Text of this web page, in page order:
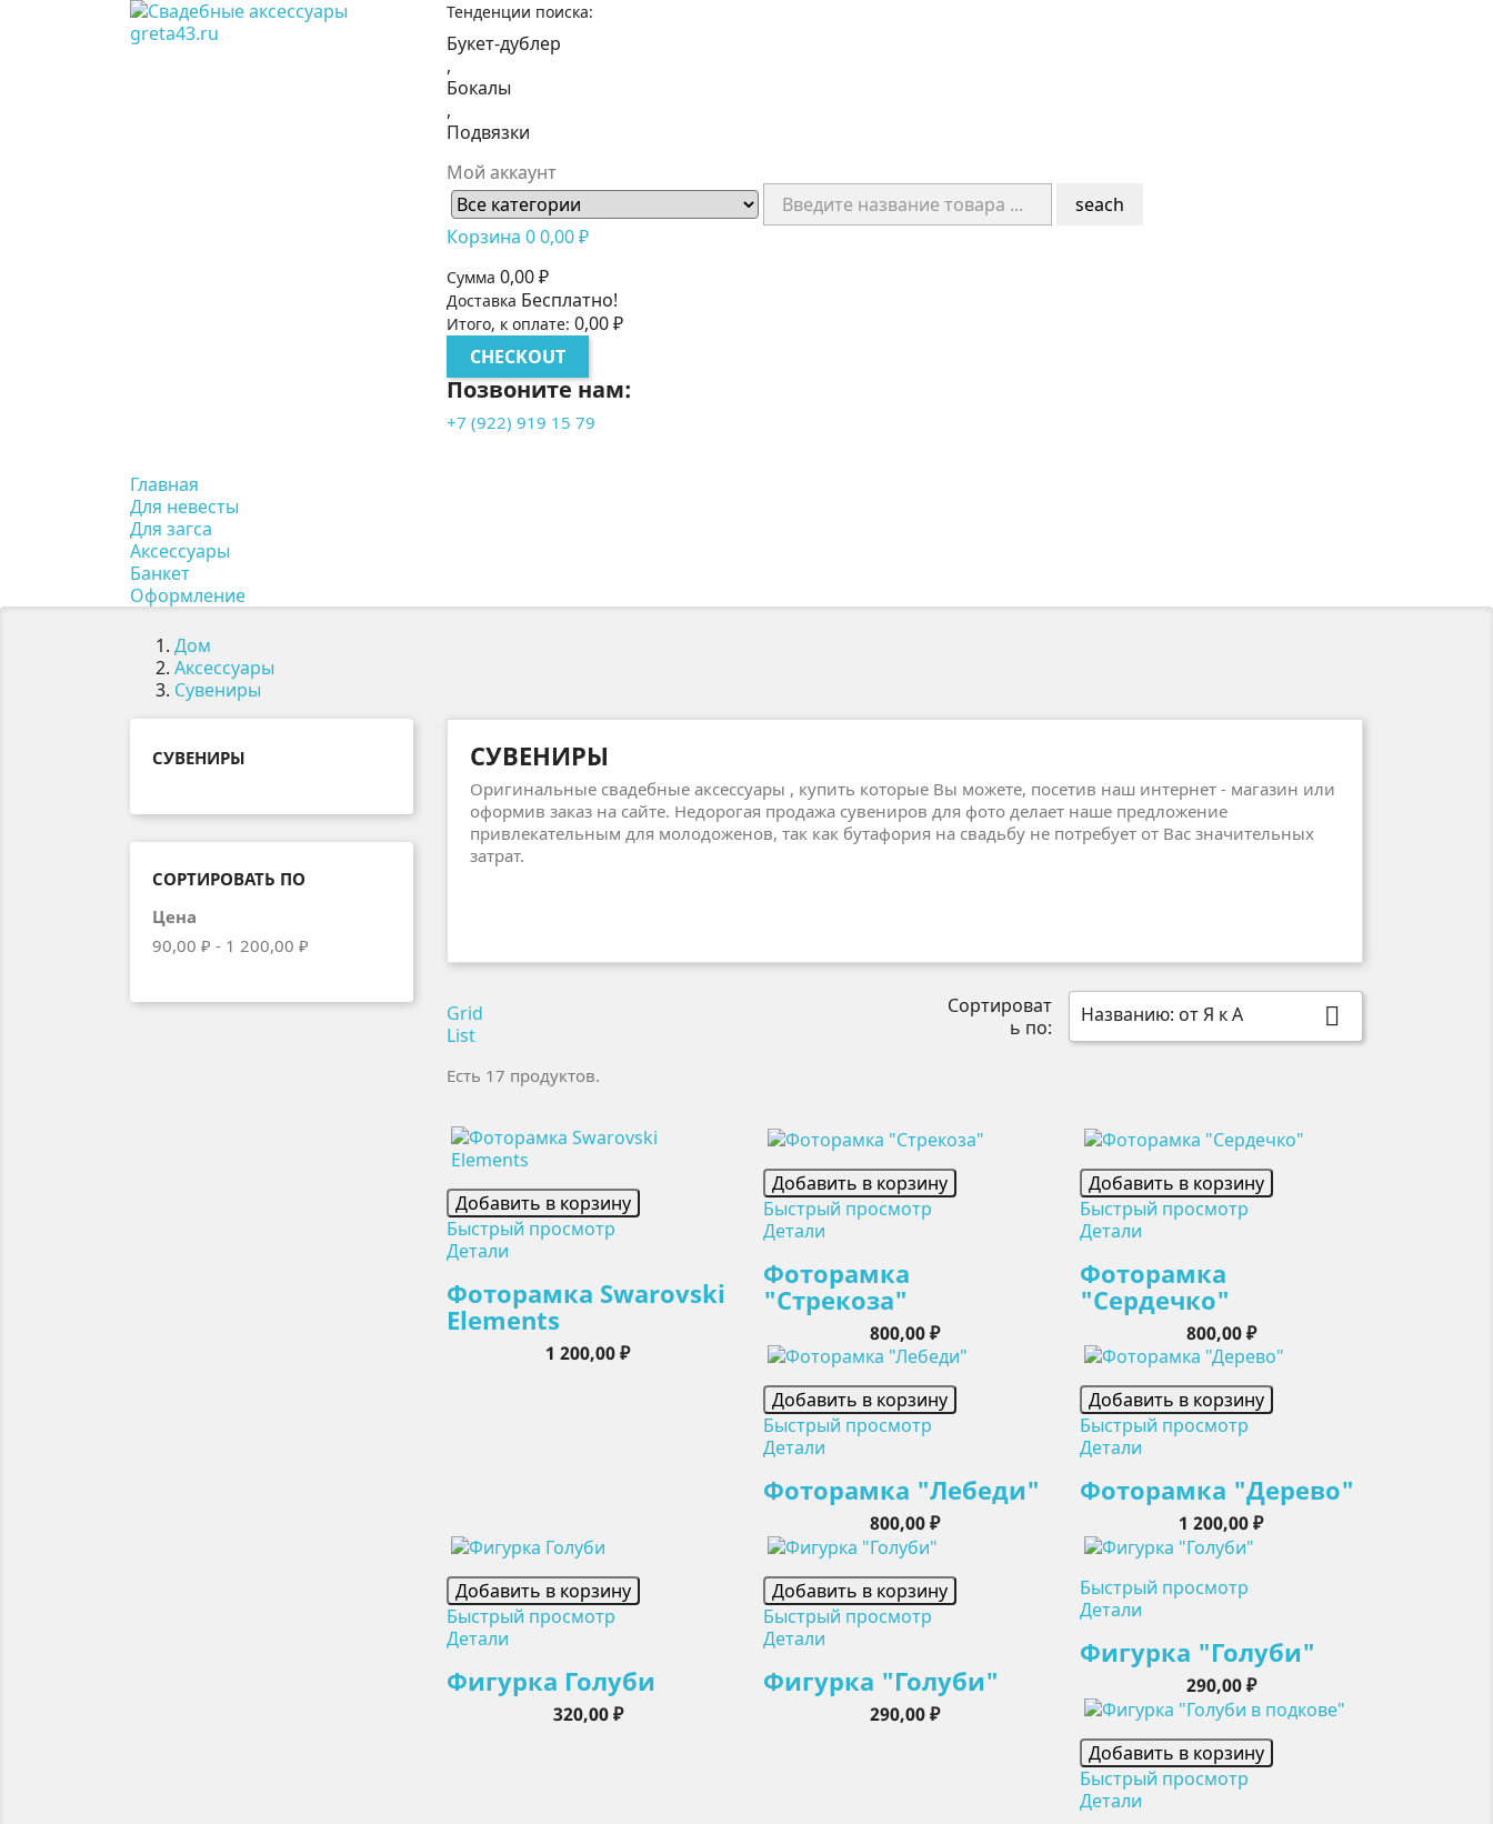
Тенденции поиска:
Букет-дублер
,
Бокалы
,
Подвязки
Мой аккаунт
seach
Корзина 00,00 ₽
Сумма 0,00 ₽
Доставка Бесплатно!
Итого, к оплате: 0,00 ₽
CHECKOUT
Позвоните нам:
+7 (922) 919 15 79
Главная
Для невесты
Для загса
Аксессуары
Банкет
Оформление
Дом
Аксессуары
Сувениры
СУВЕНИРЫ
СОРТИРОВАТЬ ПО
Цена
90,00 ₽ - 1 200,00 ₽
СУВЕНИРЫ
Оригинальные свадебные аксессуары , купить которые Вы можете, посетив наш интернет - магазин или
оформив заказ на сайте. Недорогая продажа сувениров для фото делает наше предложение
привлекательным для молодоженов, так как бутафория на свадьбу не потребует от Вас значительных
затрат.
Grid
List
Есть 17 продуктов.
Сортироват
ь по:
Названию: от Я к А 
Добавить в корзину
Быстрый просмотр
Детали
Фоторамка Swarovski
Elements
Цена
1 200,00 ₽
Добавить в корзину
Быстрый просмотр
Детали
Фоторамка
"Стрекоза"
Цена
800,00 ₽
Добавить в корзину
Быстрый просмотр
Детали
Фоторамка
"Сердечко"
Цена
800,00 ₽
Добавить в корзину
Быстрый просмотр
Детали
Фоторамка "Лебеди"
Цена
800,00 ₽
Добавить в корзину
Быстрый просмотр
Детали
Фоторамка "Дерево"
Цена
1 200,00 ₽
Добавить в корзину
Быстрый просмотр
Детали
Фигурка Голуби
Цена
320,00 ₽
Добавить в корзину
Быстрый просмотр
Детали
Фигурка "Голуби"
Цена
290,00 ₽
Быстрый просмотр
Детали
Фигурка "Голуби"
Цена
290,00 ₽
Добавить в корзину
Быстрый просмотр
Детали